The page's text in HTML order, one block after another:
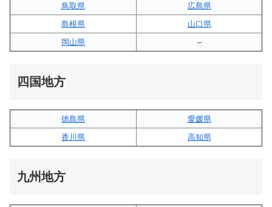
鳥取県
広島県
島根県
山口県
岡山県
–
四国地方
徳島県
愛媛県
香川県
高知県
九州地方